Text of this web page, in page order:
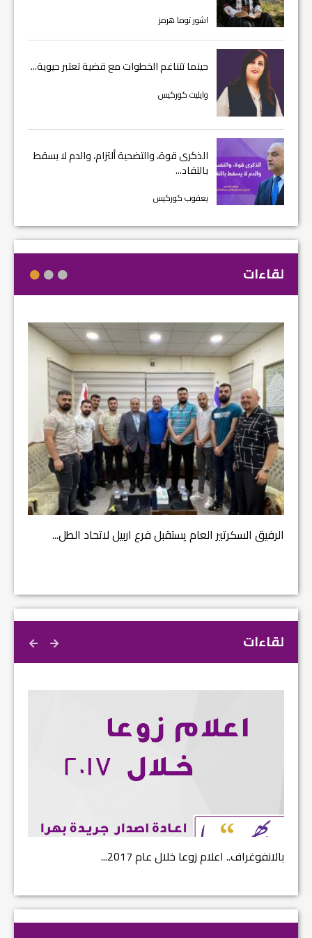
اشور توما هرمز
حينما تتناغم الخطوات مع قضية تعتبر حيوية...
وايليت كوركيس
الذكرى قوة، والتضحية ألتزام، والدم لا يسقط
بالتقاد...
يعقوب كوركيس
لقاءات
الرفيق السكرتير العام يستقبل فرع اربيل لاتحاد الطل...
لقاءات
بالانفوغراف.. اعلام زوعا خلال عام 2017...